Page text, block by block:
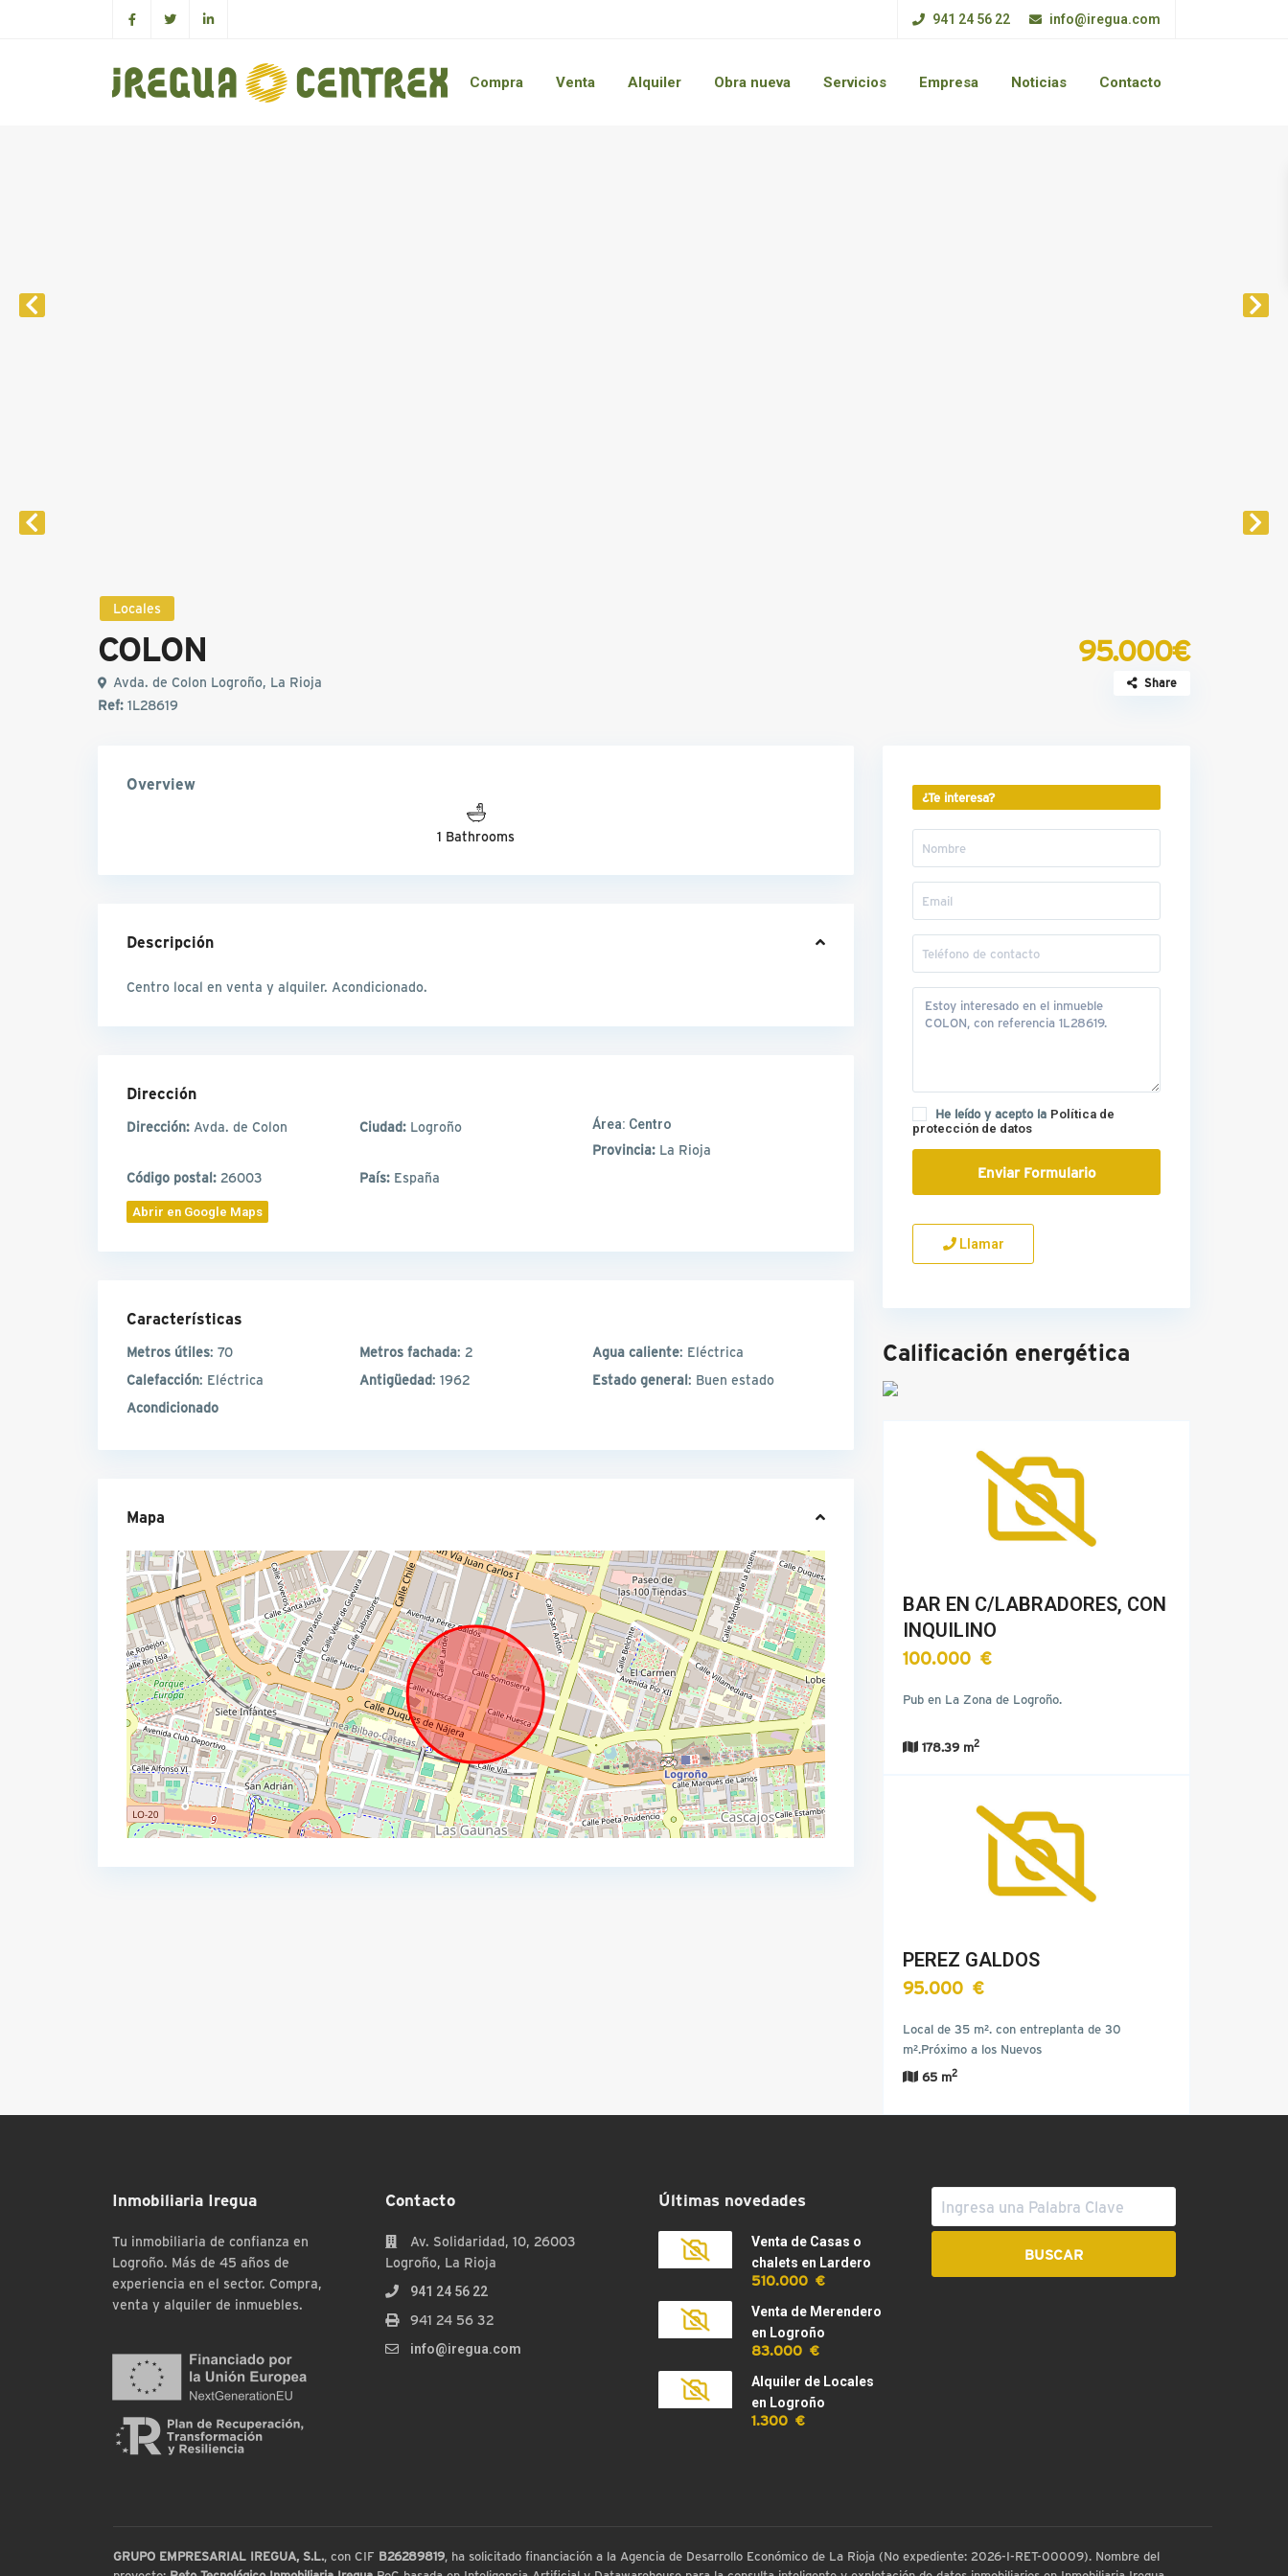
941 24 56 22 info@iregua.com
Compra Venta Alquiler Obra nueva Servicios Empresa Noticias Contacto
Locales
COLON 95.000€
Avda. de Colon Logroño, La Rioja
Ref:1L28619
Share
Overview
1 Bathrooms
Descripción
Centro local en venta y alquiler. Acondicionado.
Dirección
Dirección: Avda. de Colon Ciudad: Logroño Área: Centro
Provincia: La Rioja
Código postal: 26003 País: España
Abrir en Google Maps
Características
Metros útiles: 70 Metros fachada: 2 Agua caliente: Eléctrica
Calefacción: Eléctrica Antigüedad: 1962 Estado general: Buen estado
Acondicionado
Mapa
¿Te interesa?
He leído y acepto la Política de
protección de datos
Llamar
Calificación energética
BAR EN C/LABRADORES, CON
INQUILINO
100.000 €
Pub en La Zona de Logroño.
178.39 m2
PEREZ GALDOS
95.000 €
Local de 35 m². con entreplanta de 30
m².Próximo a los Nuevos
Juzgados.Acondicionado con instalaciones de
65 m2
Inmobiliaria Iregua
Tu inmobiliaria de confianza en
Logroño. Más de 45 años de
experiencia en el sector. Compra,
venta y alquiler de inmuebles.
Contacto
Av. Solidaridad, 10, 26003
Logroño, La Rioja
941 24 56 22
941 24 56 32
info@iregua.com
Últimas novedades
Venta de Casas o
chalets en Lardero
510.000 €
Venta de Merendero
en Logroño
83.000 €
Alquiler de Locales
en Logroño
1.300 €
GRUPO EMPRESARIAL IREGUA, S.L., con CIF B26289819, ha solicitado financiación a la Agencia de Desarrollo Económico de La Rioja (No expediente: 2026-I-RET-00009). Nombre del